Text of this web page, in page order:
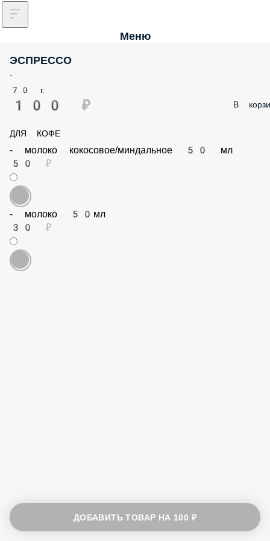
Меню
ЭСПРЕССО
-
70 г.
100 ₽ В
ДЛЯ КОФЕ
- молоко кокосовое/миндальное 50 мл
50 ₽
- молоко 50мл
30 ₽
ДОБАВИТЬ ТОВАР НА 100 ₽